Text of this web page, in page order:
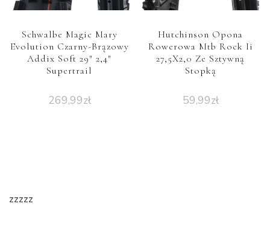
Schwalbe Magic Mary
Evolution Czarny-Brązowy
Addix Soft 29″ 2,4″
Supertrail
269,99zł
Hutchinson Opona
Rowerowa Mtb Rock Ii
27,5X2,0 Ze Sztywną
Stopką
59,99zł
zzzzz